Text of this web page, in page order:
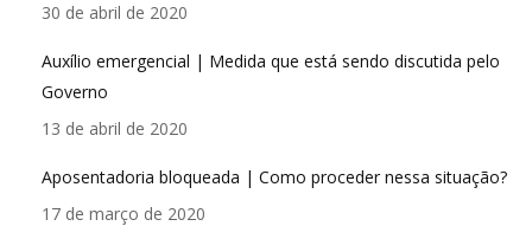
30 de abril de 2020
Auxílio emergencial | Medida que está sendo discutida pelo
Governo
13 de abril de 2020
Aposentadoria bloqueada | Como proceder nessa situação?
17 de março de 2020